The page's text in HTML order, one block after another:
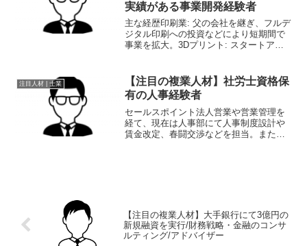
実績がある事業開発経験者
主な経歴印刷業: 父の会社を継ぎ、フルデ
ジタル印刷への投資などにより短期間で
事業を拡大。3Dプリント: スタートアッ
動産: 不動産会社でWebマーケティングを
導入...
注目人材 | 士業
【注目の複業人材】社労士資格保
有の人事経験者
セールスポイント法人営業や営業管理を
経て、現在は人事部にて人事制度設計や
賃金改定、春闘交渉などを担当。また、
【注目の複業人材】大手銀行にて3億円の
新規融資を実行/財務戦略・金融のコンサ
ルティング/アドバイザー